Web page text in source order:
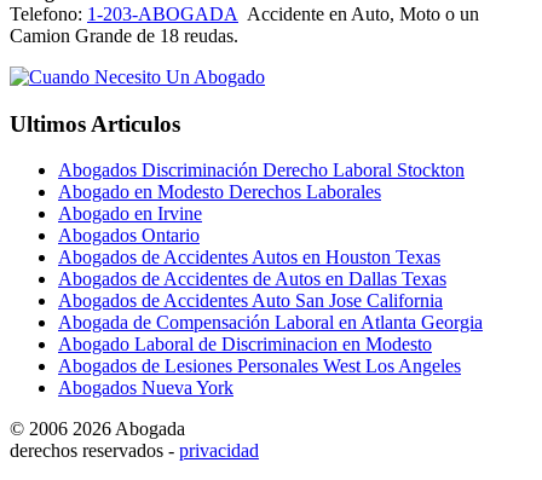
Telefono: 1-203-ABOGADA Accidente en Auto, Moto o un
Camion Grande de 18 reudas.
Ultimos Articulos
Abogados Discriminación Derecho Laboral Stockton
Abogado en Modesto Derechos Laborales
Abogado en Irvine
Abogados Ontario
Abogados de Accidentes Autos en Houston Texas
Abogados de Accidentes de Autos en Dallas Texas
Abogados de Accidentes Auto San Jose California
Abogada de Compensación Laboral en Atlanta Georgia
Abogado Laboral de Discriminacion en Modesto
Abogados de Lesiones Personales West Los Angeles
Abogados Nueva York
© 2006 2026 Abogada
derechos reservados - privacidad